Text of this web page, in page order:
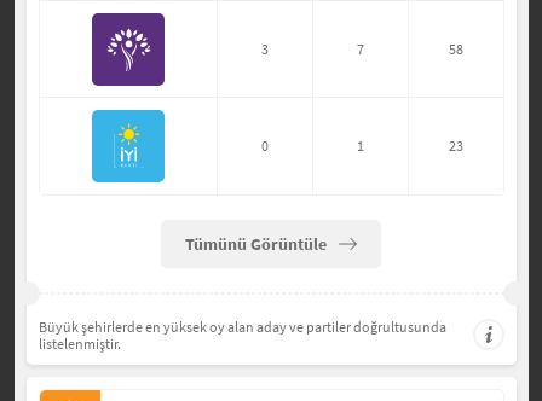
3 7 58
0 1 23
Tümünü Görüntüle
Büyük şehirlerde en yüksek oy alan aday ve partiler doğrultusunda
listelenmiştir.